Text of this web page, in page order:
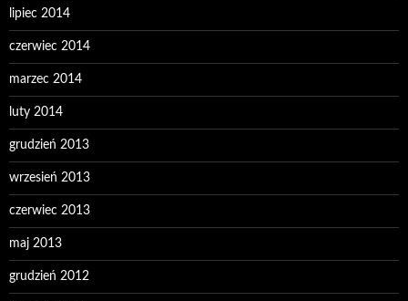
lipiec 2014
czerwiec 2014
marzec 2014
luty 2014
grudzień 2013
wrzesień 2013
czerwiec 2013
maj 2013
grudzień 2012